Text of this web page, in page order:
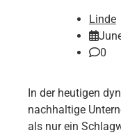
Linde
0
In der heutigen
nachhaltige
als nur ein